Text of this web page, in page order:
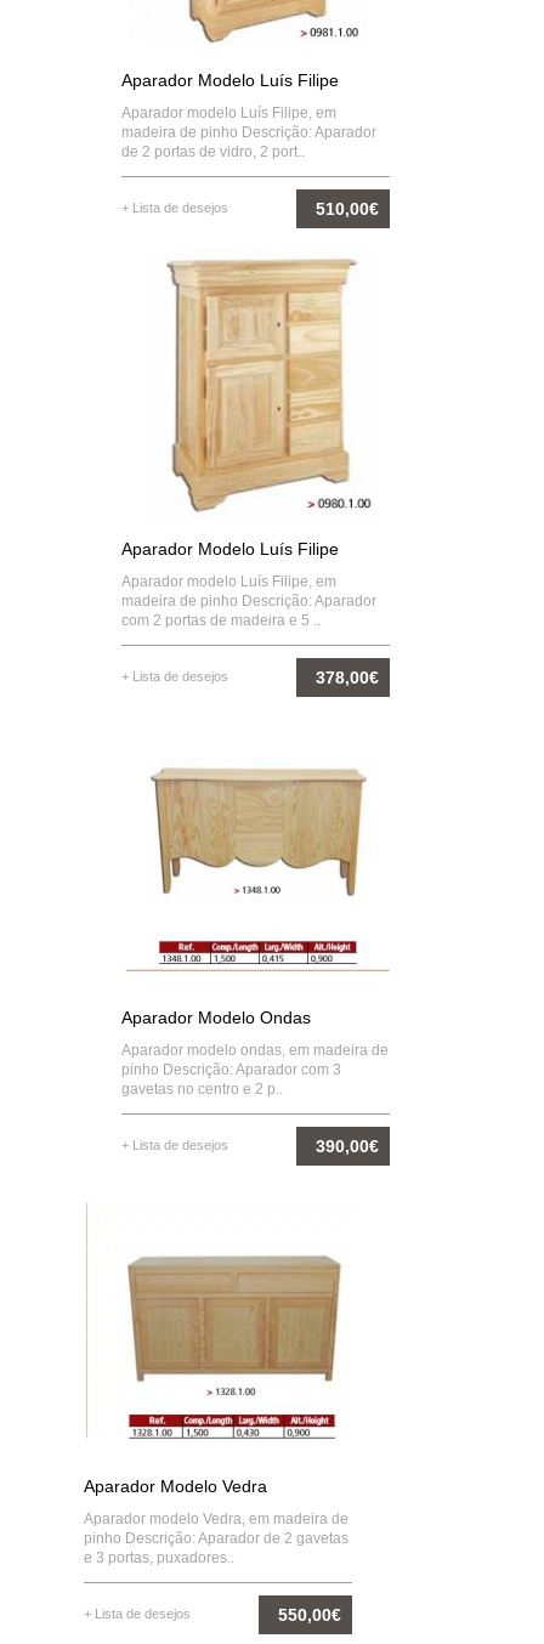
Aparador Modelo Luís Filipe
Aparador modelo Luís Filipe, em
madeira de pinho Descrição: Aparador
de 2 portas de vidro, 2 port..
+ Lista de desejos 510,00€
Aparador Modelo Luís Filipe
Aparador modelo Luís Filipe, em
madeira de pinho Descrição: Aparador
com 2 portas de madeira e 5 ..
+ Lista de desejos 378,00€
Aparador Modelo Ondas
Aparador modelo ondas, em madeira de
pinho Descrição: Aparador com 3
gavetas no centro e 2 p..
+ Lista de desejos 390,00€
Aparador Modelo Vedra
Aparador modelo Vedra, em madeira de
pinho Descrição: Aparador de 2 gavetas
e 3 portas, puxadores..
+ Lista de desejos 550,00€